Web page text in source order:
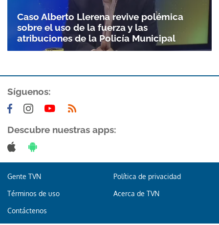
Gracias por suscribirte a nuestro boletín.
Caso Alberto Llerena revive polémica
sobre el uso de la fuerza y las
atribuciones de la Policía Municipal
Síguenos:
Descubre nuestras apps:
Gente TVN Política de privacidad
Términos de uso Acerca de TVN
Contáctenos